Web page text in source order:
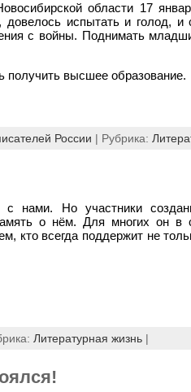
области 17
испытать и голод, и
с войны. Поднимать
получить высшее образование.
России | Рубрика:
нами. Но участники
о нём. Для многих он в
кто всегда поддержит не
Литературная жизнь|